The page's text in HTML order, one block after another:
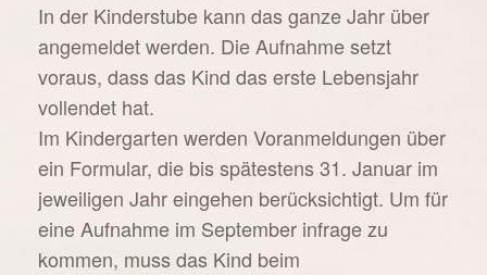
In der Kinderstube kann das ganze Jahr über
angemeldet werden. Die Aufnahme setzt
voraus, dass das Kind das erste Lebensjahr
vollendet hat.
Im Kindergarten werden Voranmeldungen über
ein Formular, die bis spätestens 31. Januar im
jeweiligen Jahr eingehen berücksichtigt. Um für
eine Aufnahme im September infrage zu
kommen, muss das Kind beim